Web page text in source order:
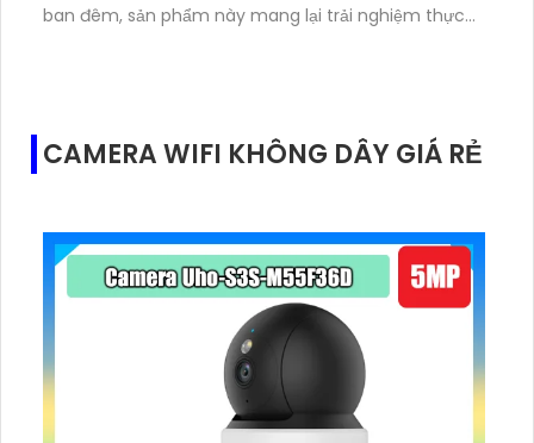
ban đêm, sản phẩm này mang lại trải nghiệm thực
công nghệ nhìn đêm chất lượng ONVIF cùng công
nghệ truyền tải hình ảnh qua mạng IP sáng đẹp với
ninh.
CAMERA WIFI KHÔNG DÂY GIÁ RẺ